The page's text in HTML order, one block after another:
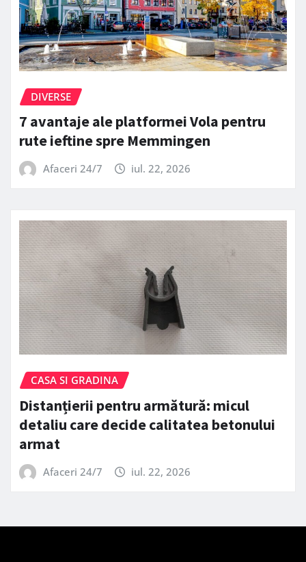
DIVERSE
7 avantaje ale platformei Vola pentru
rute ieftine spre Memmingen
Afaceri 24/7 iul. 22, 2026
CASA SI GRADINA
Distanțierii pentru armătură: micul
detaliu care decide calitatea betonului
armat
Afaceri 24/7 iul. 22, 2026